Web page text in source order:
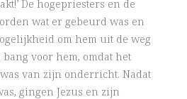
De hogepriesters en de
wat er gebeurd was en
om hem uit de weg
voor hem, omdat het
van zijn onderricht. Nadat
gingen Jezus en zijn